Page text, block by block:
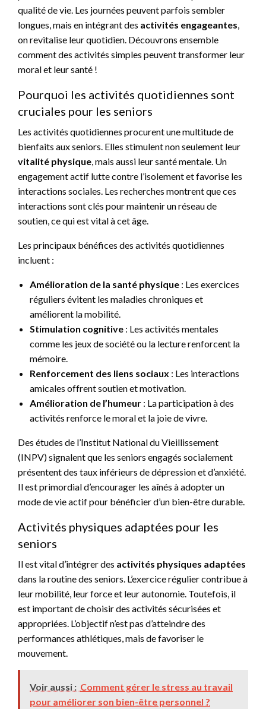
qualité de vie. Les journées peuvent parfois sembler
longues, mais en intégrant des activités engageantes
on revitalise leur quotidien. Découvrons ensemble
comment des activités simples peuvent transformer leur
moral et leur santé !
Pourquoi les activités quotidiennes sont
cruciales pour les seniors
Les activités quotidiennes procurent une multitude de
bienfaits aux seniors. Elles stimulent non seulement leur
vitalité physique , mais aussi leur santé mentale. Un
engagement actif lutte contre l’isolement et favorise les
interactions sociales. Les recherches montrent que ces
interactions sont clés pour maintenir un réseau de
soutien, ce qui est vital à cet âge.
Les principaux bénéfices des activités quotidiennes
incluent :
Amélioration de la santé physique : Les exercices
réguliers évitent les maladies chroniques et
améliorent la mobilité.
Stimulation cognitive : Les activités mentales
comme les jeux de société ou la lecture renforcent la
mémoire.
Renforcement des liens sociaux : Les interactions
amicales offrent soutien et motivation.
Amélioration de l’humeur : La participation à des
activités renforce le moral et la joie de vivre.
Des études de l’Institut National du Vieillissement
(INPV) signalent que les seniors engagés socialement
présentent des taux inférieurs de dépression et d’anxiété.
Il est primordial d’encourager les aînés à adopter un
mode de vie actif pour bénéficier d’un bien-être durable.
Activités physiques adaptées pour les
seniors
Il est vital d’intégrer des activités physiques adaptées
dans la routine des seniors. L’exercice régulier contribue à
leur mobilité, leur force et leur autonomie. Toutefois, il
est important de choisir des activités sécurisées et
appropriées. L’objectif n’est pas d’atteindre des
performances athlétiques, mais de favoriser le
mouvement.
Voir aussi : Comment gérer le stress au travail
pour améliorer son bien-être personnel ?